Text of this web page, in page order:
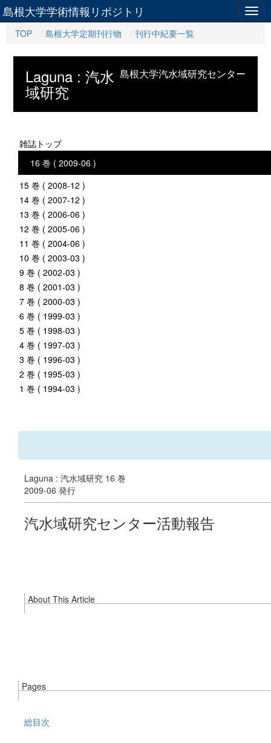
島根大学学術情報リポジトリ
TOP 島根大学定期刊行物 刊行中紀要一覧
島根大学汽水域研究センター
Laguna : 汽水
域研究
雑誌トップ
16 巻 ( 2009-06 )
15 巻 ( 2008-12 )
14 巻 ( 2007-12 )
13 巻 ( 2006-06 )
12 巻 ( 2005-06 )
11 巻 ( 2004-06 )
10 巻 ( 2003-03 )
9 巻 ( 2002-03 )
8 巻 ( 2001-03 )
7 巻 ( 2000-03 )
6 巻 ( 1999-03 )
5 巻 ( 1998-03 )
4 巻 ( 1997-03 )
3 巻 ( 1996-03 )
2 巻 ( 1995-03 )
1 巻 ( 1994-03 )
Laguna : 汽水域研究 16 巻
2009-06 発行
汽水域研究センター活動報告
About This Article
Pages
総目次